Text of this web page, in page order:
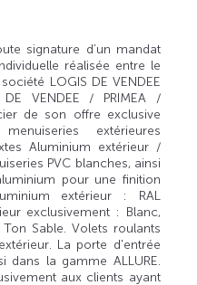
signature d’un mandat
réalisée entre le
LOGIS DE VENDEE
VENDEE / PRIMEA /
de son offre exclusive
extérieures
Aluminium extérieur /
PVC blanches, ainsi
pour une finition
extérieur : RAL
exclusivement : Blanc,
Sable. Volets roulants
La porte d'entrée
la gamme ALLURE.
aux clients ayant